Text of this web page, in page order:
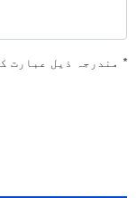
* مندرجہ ذیل عبارت